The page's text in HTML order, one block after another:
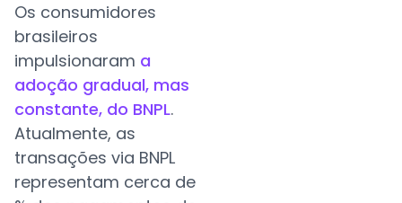
Os consumidores
brasileiros
impulsionaram a
adoção gradual, mas
constante, do BNPL.
Atualmente, as
transações via BNPL
representam cerca de